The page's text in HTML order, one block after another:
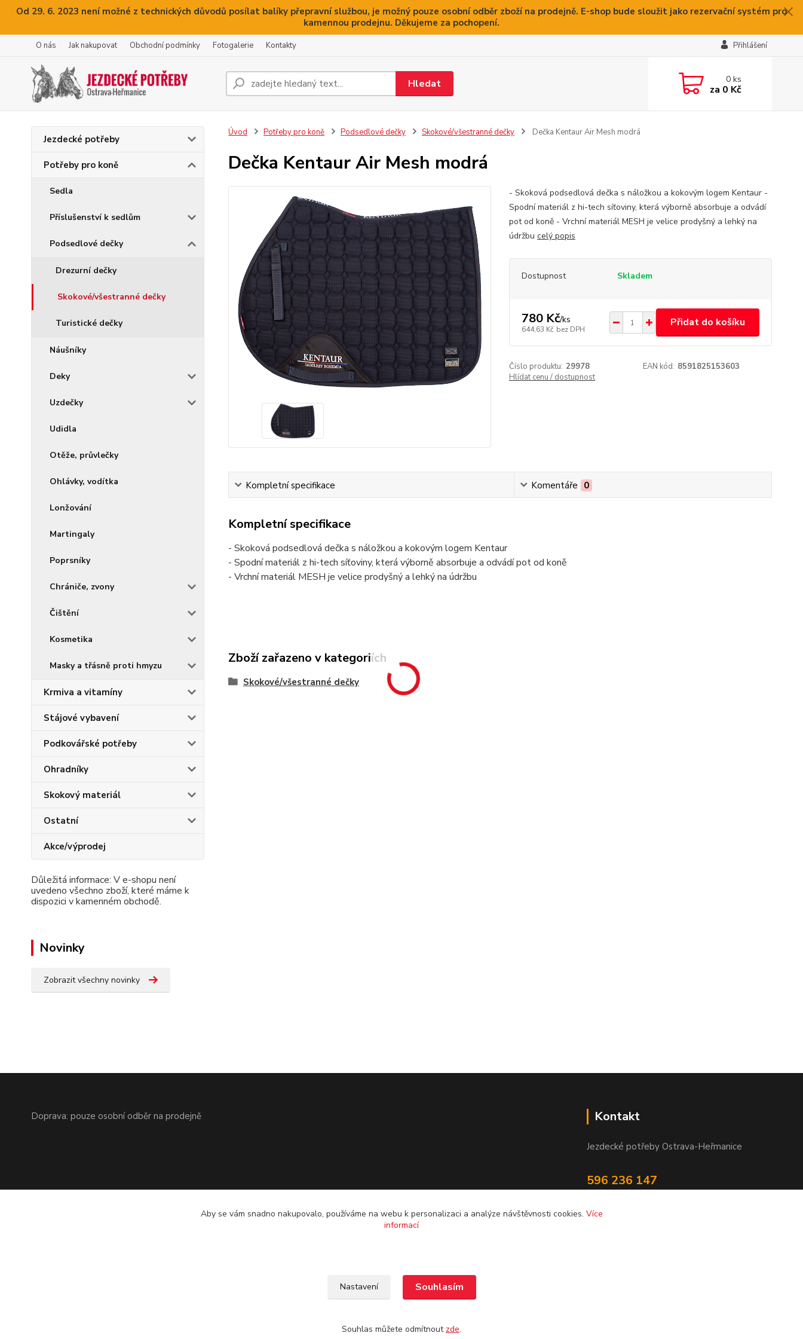
Od 29. 6. 2023 není možné z technických důvodů posílat balíky přepravní službou, je možný pouze osobní odběr zboží na prodejně. E-shop bude sloužit jako rezervační systém pro
kamennou prodejnu. Děkujeme za pochopení.
O nás Jak nakupovat Obchodní podmínky Fotogalerie Kontakty Přihlášení
Hledat 0ks
za 0 Kč
Jezdecké potřeby
Potřeby pro koně
Sedla
Příslušenství k sedlům
Podsedlové dečky
Drezurní dečky
Skokové/všestranné dečky
Turistické dečky
Náušníky
Deky
Uzdečky
Udidla
Otěže, průvlečky
Ohlávky, vodítka
Lonžování
Martingaly
Poprsníky
Chrániče, zvony
Čištění
Kosmetika
Masky a třásně proti hmyzu
Krmiva a vitamíny
Stájové vybavení
Podkovářské potřeby
Ohradníky
Skokový materiál
Ostatní
Akce/výprodej
Důležitá informace: V e-shopu není
uvedeno všechno zboží, které máme k
dispozici v kamenném obchodě.
Novinky
Zobrazit všechny novinky
Úvod Potřeby pro koně Podsedlové dečky Skokové/všestranné dečky Dečka Kentaur Air Mesh modrá
Dečka Kentaur Air Mesh modrá
- Skoková podsedlová dečka s náložkou a kokovým logem Kentaur -
Spodní materiál z hi-tech síťoviny, která výborně absorbuje a odvádí
pot od koně - Vrchní materiál MESH je velice prodyšný a lehký na
údržbu celý popis
Dostupnost Skladem
780 Kč/ks
644,63 Kč bez DPH
Přidat do košíku
Číslo produktu: 29978 EAN kód: 8591825153603
Hlídat cenu / dostupnost
Kompletní specifikace Komentáře 0
Kompletní specifikace
- Skoková podsedlová dečka s náložkou a kokovým logem Kentaur
- Spodní materiál z hi-tech síťoviny, která výborně absorbuje a odvádí pot od koně
- Vrchní materiál MESH je velice prodyšný a lehký na údržbu
Zboží zařazeno v kategoriích
Skokové/všestranné dečky
Doprava: pouze osobní odběr na prodejně Kontakt
Jezdecké potřeby Ostrava-Heřmanice
596 236 147
Aby se vám snadno nakupovalo, používáme na webu k personalizaci a analýze návštěvnosti cookies. Více
informací
Nastavení Souhlasím
Souhlas můžete odmítnout zde.